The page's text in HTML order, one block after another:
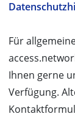
Für
Ihnen gerne
Verfügung.